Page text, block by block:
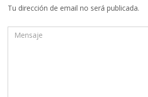
Tu dirección de email no será publicada.